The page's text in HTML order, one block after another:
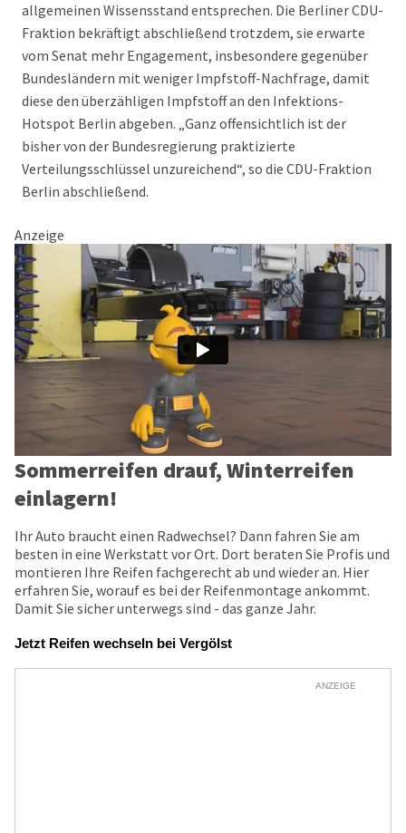
allgemeinen Wissensstand entsprechen. Die Berliner CDU-
Fraktion bekräftigt abschließend trotzdem, sie erwarte
vom Senat mehr Engagement, insbesondere gegenüber
Bundesländern mit weniger Impfstoff-Nachfrage, damit
diese den überzähligen Impfstoff an den Infektions-
Hotspot Berlin abgeben. „Ganz offensichtlich ist der
bisher von der Bundesregierung praktizierte
Verteilungsschlüssel unzureichend“, so die CDU-Fraktion
Berlin abschließend.
Anzeige
Sommerreifen drauf, Winterreifen
einlagern!
Ihr Auto braucht einen Radwechsel? Dann fahren Sie am
besten in eine Werkstatt vor Ort. Dort beraten Sie Profis und
montieren Ihre Reifen fachgerecht ab und wieder an. Hier
erfahren Sie, worauf es bei der Reifenmontage ankommt.
Damit Sie sicher unterwegs sind - das ganze Jahr.
Jetzt Reifen wechseln bei Vergölst
ANZEIGE